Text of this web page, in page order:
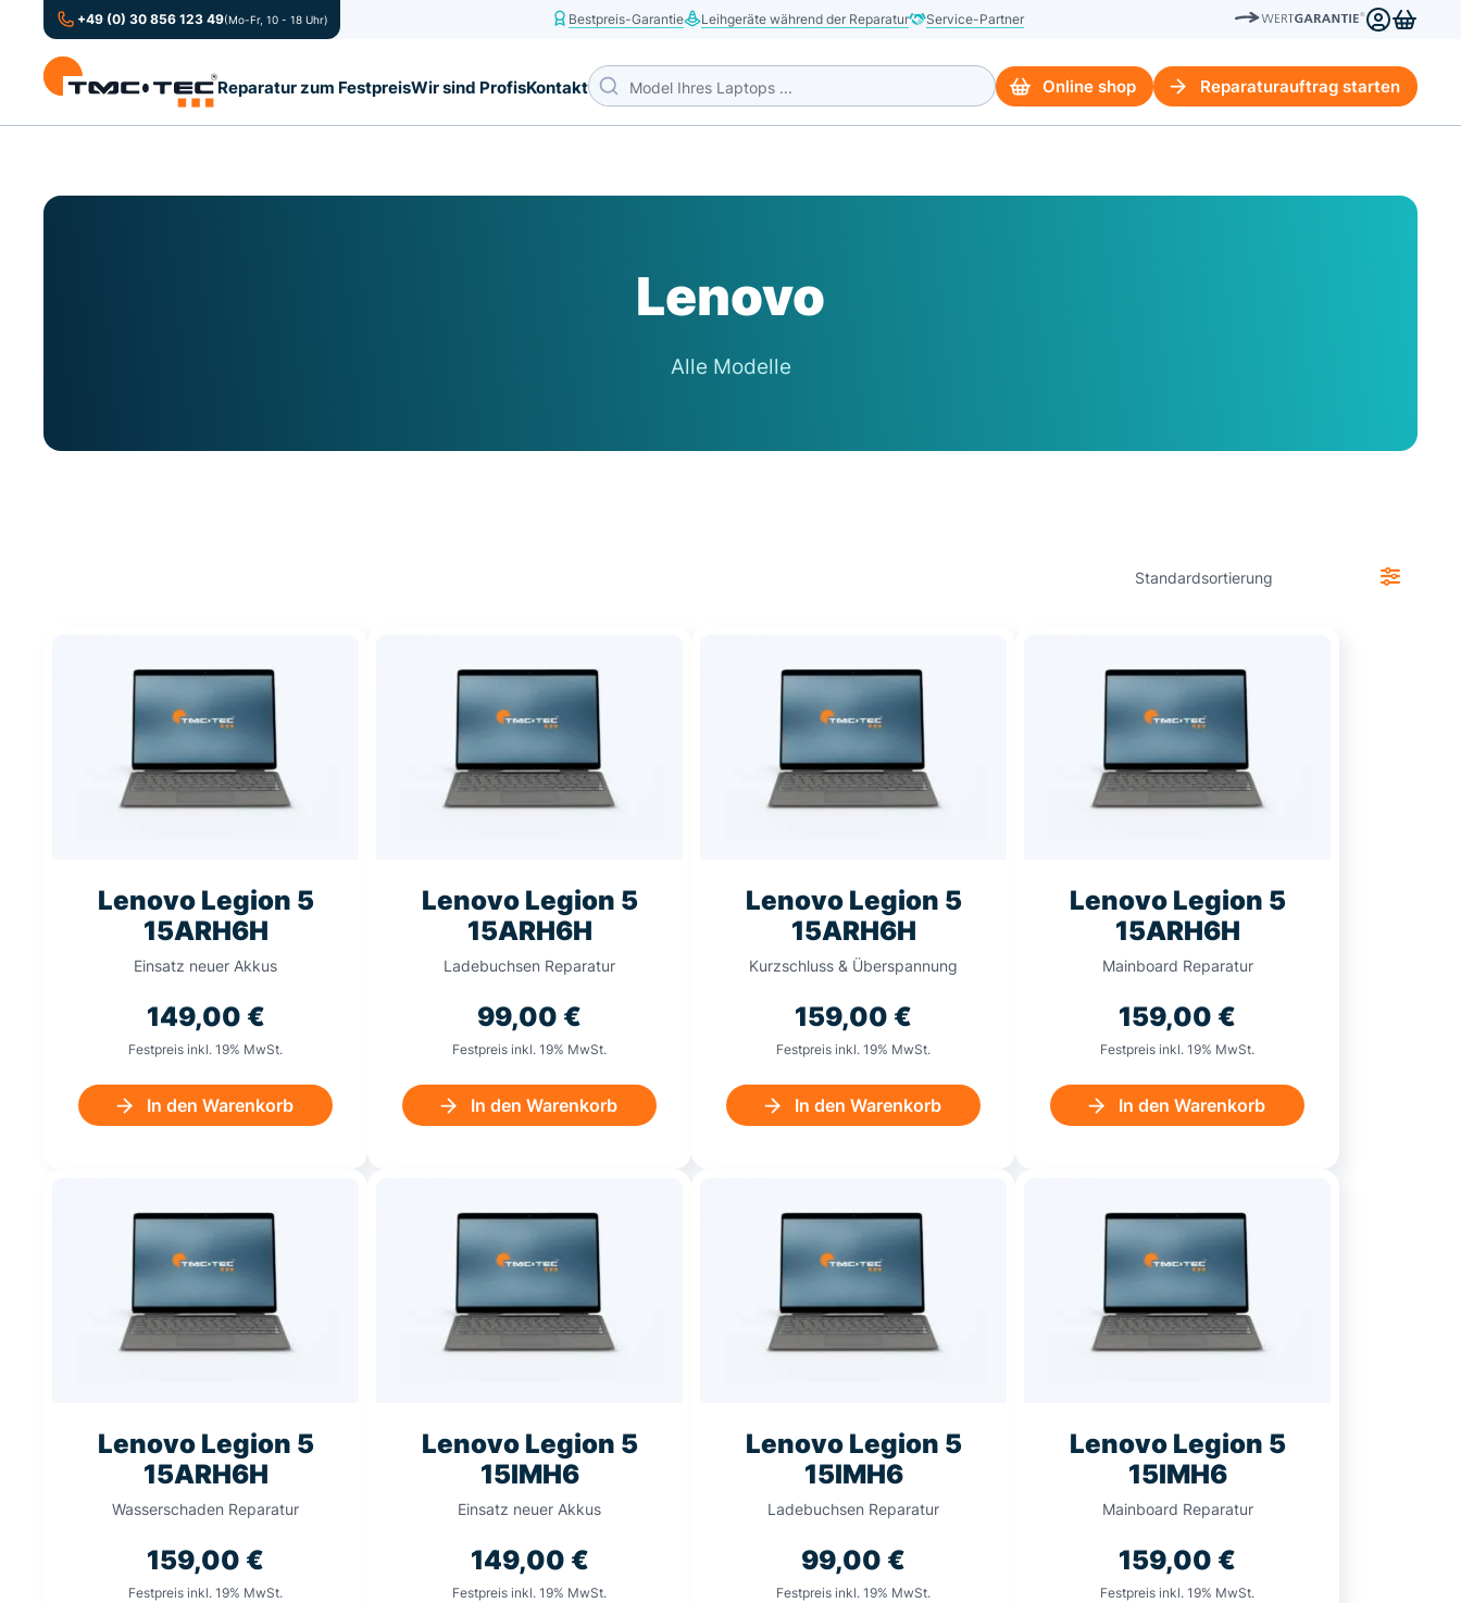
+49 (0) 30 856 123 49(Mo-Fr, 10 - 18 Uhr) Bestpreis-Garantie Leihgeräte während der Reparatur Service-Partner
Reparatur zum FestpreisWir sind ProfisKontakt Online shop Reparaturauftrag starten
Lenovo
Alle Modelle
Lenovo Legion 5
15ARH6H
Einsatz neuer Akkus
149,00 €
Festpreis inkl. 19% MwSt.
In den Warenkorb
Lenovo Legion 5
15ARH6H
Ladebuchsen Reparatur
99,00 €
Festpreis inkl. 19% MwSt.
In den Warenkorb
Lenovo Legion 5
15ARH6H
Kurzschluss & Überspannung
159,00 €
Festpreis inkl. 19% MwSt.
In den Warenkorb
Lenovo Legion 5
15ARH6H
Mainboard Reparatur
159,00 €
Festpreis inkl. 19% MwSt.
In den Warenkorb
Lenovo Legion 5
15ARH6H
Wasserschaden Reparatur
159,00 €
Festpreis inkl. 19% MwSt.
Lenovo Legion 5
15IMH6
Einsatz neuer Akkus
149,00 €
Festpreis inkl. 19% MwSt.
Lenovo Legion 5
15IMH6
Ladebuchsen Reparatur
99,00 €
Festpreis inkl. 19% MwSt.
Lenovo Legion 5
15IMH6
Mainboard Reparatur
159,00 €
Festpreis inkl. 19% MwSt.